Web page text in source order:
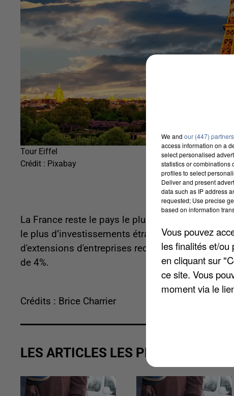
Tour Eiffel
Crédit : Pixabay
La France reste le pays le plus attractif d’Europe
le plus d’investissements étrangers en 2025.
d'extensions d'entreprises recensés a baissé de
de 4%.
Crédits : Brice Charrier
LES ARTICLES LES PLUS VUS
We and our (447) partners
access information on a
select personalised
statistics or combinations
profiles to select
Deliver and present
data such as IP address
requested; Use precise
based on information
Vous pouvez
les finalités et/
en cliquant sur
ce site. Vous
moment via le